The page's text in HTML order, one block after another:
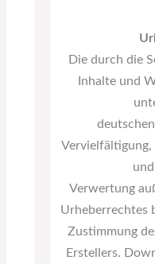
Die durch die
Inhalte und
Vervielfältigung,
Verwertung
Urheberrechtes
Zustimmung
Erstellers.